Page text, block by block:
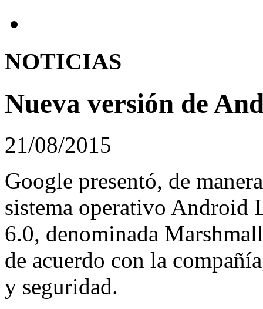
NOTICIAS
Nueva versión de
21/08/2015
Google presentó, de
sistema operativo Android
6.0, denominada
de acuerdo con la
y seguridad.